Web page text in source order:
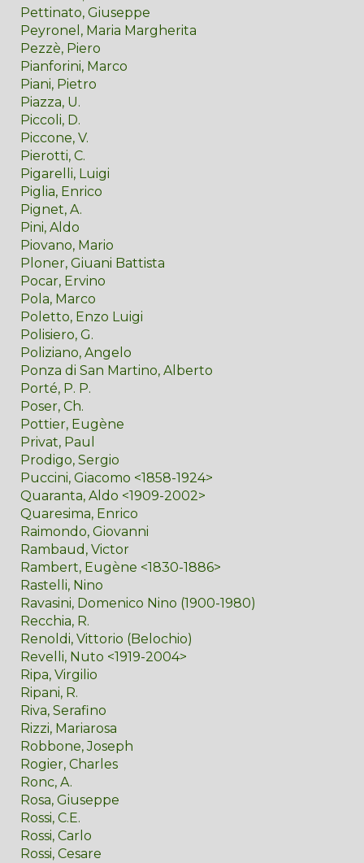
Pettinato, Giuseppe
Peyronel, Maria Margherita
Pezzè, Piero
Pianforini, Marco
Piani, Pietro
Piazza, U.
Piccoli, D.
Piccone, V.
Pierotti, C.
Pigarelli, Luigi
Piglia, Enrico
Pignet, A.
Pini, Aldo
Piovano, Mario
Ploner, Giuani Battista
Pocar, Ervino
Pola, Marco
Poletto, Enzo Luigi
Polisiero, G.
Poliziano, Angelo
Ponza di San Martino, Alberto
Porté, P. P.
Poser, Ch.
Pottier, Eugène
Privat, Paul
Prodigo, Sergio
Puccini, Giacomo <1858-1924>
Quaranta, Aldo <1909-2002>
Quaresima, Enrico
Raimondo, Giovanni
Rambaud, Victor
Rambert, Eugène <1830-1886>
Rastelli, Nino
Ravasini, Domenico Nino (1900-1980)
Recchia, R.
Renoldi, Vittorio (Belochio)
Revelli, Nuto <1919-2004>
Ripa, Virgilio
Ripani, R.
Riva, Serafino
Rizzi, Mariarosa
Robbone, Joseph
Rogier, Charles
Ronc, A.
Rosa, Giuseppe
Rossi, C.E.
Rossi, Carlo
Rossi, Cesare